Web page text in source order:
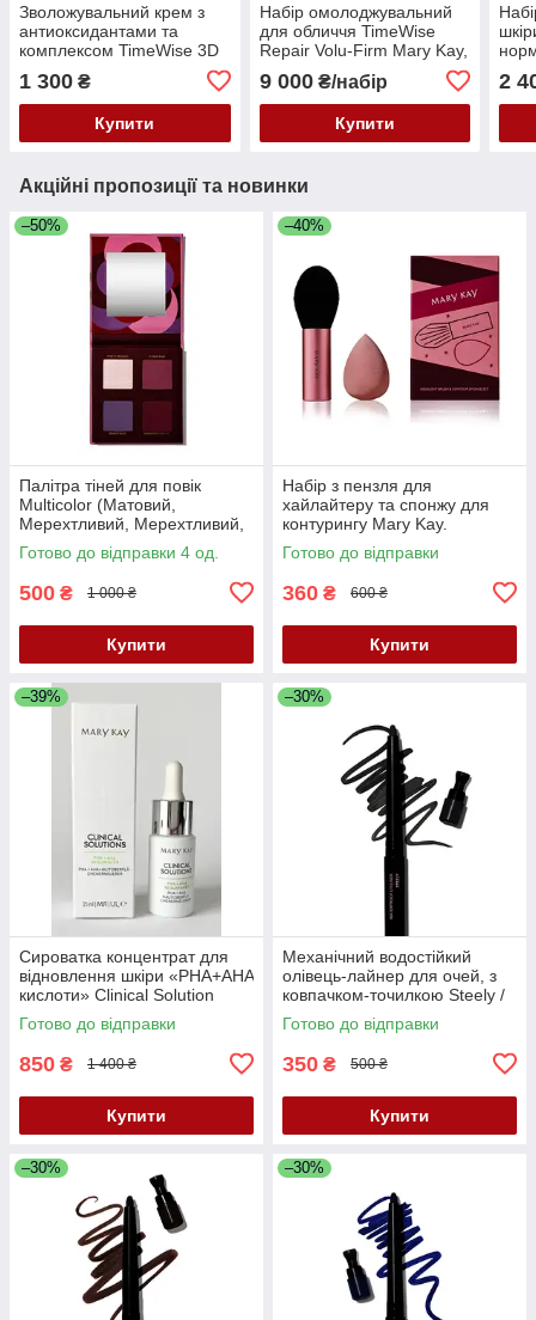
Зволожувальний крем з
антиоксидантами та
комплексом TimeWise 3D
Mary Kay, 85 г
1 300 ₴
Купити
Набір омолоджувальний
для обличчя TimeWise
Repair Volu-Firm Mary Kay,
5 одиниць + подарунковий
пакет
9 000₴/набір
Купити
2
Акційні пропозиції та новинки
–50%
Палітра тіней для повік
Multicolor (Матовий,
Мерехтливий, Мерехтливий,
Матовий) Mary Kay, 6,75 г
Готово до відправки 4 од.
500 ₴ 1 000 ₴
Купити
–40%
Набір з пензля для
хайлайтеру та спонжу для
контурингу Mary Kay.
Подарункова коробка
Готово до відправки
360 ₴ 600 ₴
Купити
–39%
Сироватка концентрат для
відновлення шкіри «PHA+AHA
кислоти» Clinical Solution
Mary Kay,15 мл
Готово до відправки
850 ₴ 1 400 ₴
Купити
–30%
Механічний водостійкий
олівець-лайнер для очей, з
ковпачком-точилкою Steely /
Стальний, Mary Kay, 0.3 г
Готово до відправки
350 ₴ 500 ₴
Купити
–30% –30%